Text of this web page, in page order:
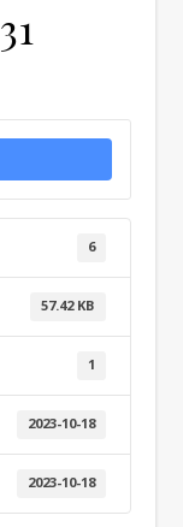
6
57.42 KB
1
2023-10-18
2023-10-18